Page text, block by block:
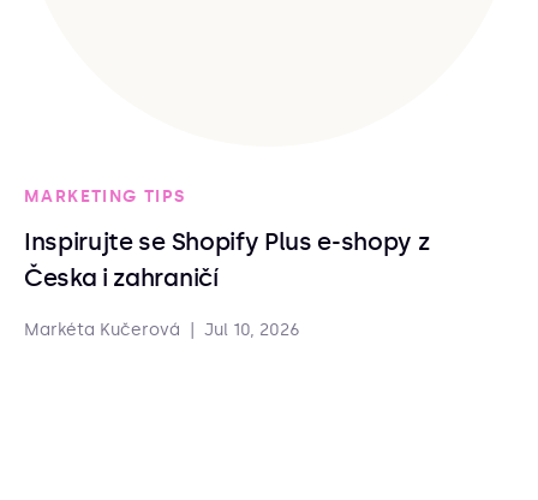
MARKETING TIPS
Inspirujte se Shopify Plus e-shopy z
Česka i zahraničí
Markéta Kučerová Jul 10, 2026